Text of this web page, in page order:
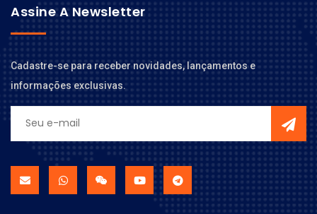
Assine A Newsletter
Cadastre-se para receber novidades, lançamentos e
informações exclusivas.